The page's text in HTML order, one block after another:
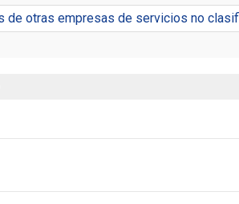
de otras empresas de servicios no